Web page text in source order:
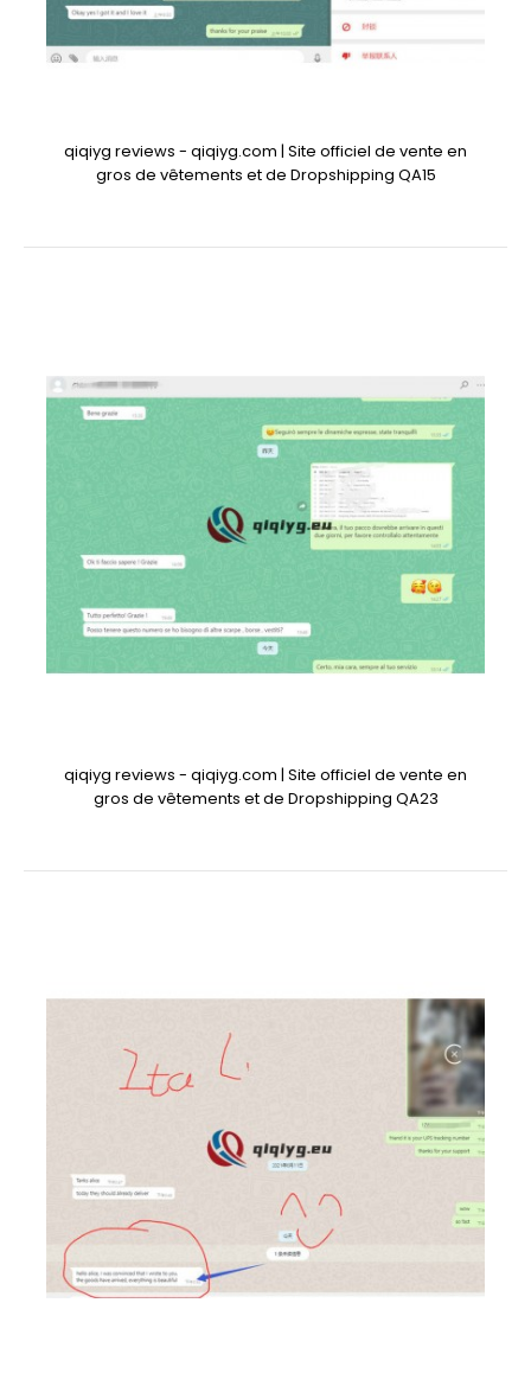
qiqiyg reviews - qiqiyg.com | Site officiel de vente en
gros de vêtements et de Dropshipping QA15
qiqiyg reviews - qiqiyg.com | Site officiel de vente en
gros de vêtements et de Dropshipping QA23